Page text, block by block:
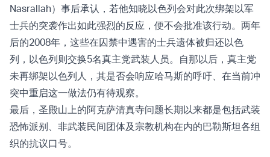
Nasrallah）事后承认，若他知晓以色列会对此次绑架以军
士兵的突袭作出如此强烈的反应，便不会批准该行动。两年
后的2008年，这些在囚禁中遇害的士兵遗体被归还以色
列，以色列则交换5名真主党武装人员。自那以后，真主党
未再绑架以色列人，其是否会响应哈马斯的呼吁、在当前冲
突中重启这一做法仍有待观察。
最后，圣殿山上的阿克萨清真寺问题长期以来都是包括武装
恐怖派别、非武装民间团体及宗教机构在内的巴勒斯坦各组
织的抗议口号。